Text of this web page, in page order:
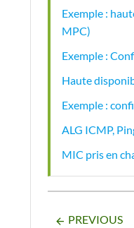
Exemple :
MPC)
Exemple :
Haute
Exemple :
ALG ICMP,
MIC pris en
arrow_backward PREVIOUS